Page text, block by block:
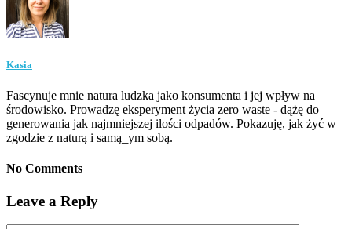
Kasia
Fascynuje mnie natura ludzka jako konsumenta i jej wpływ na
środowisko. Prowadzę eksperyment życia zero waste - dążę do
generowania jak najmniejszej ilości odpadów. Pokazuję, jak żyć w
zgodzie z naturą i samą_ym sobą.
No Comments
Leave a Reply